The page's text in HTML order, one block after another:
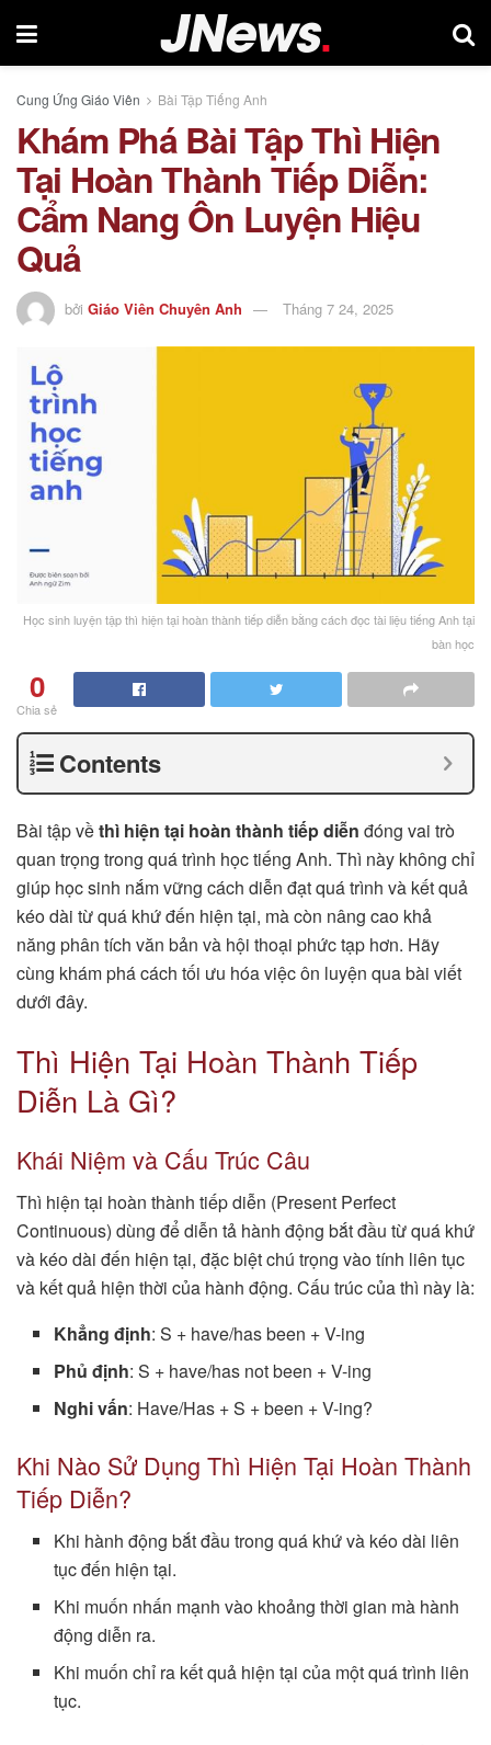
Cung Ứng Giáo Viên Bài Tập Tiếng Anh
Khám Phá Bài Tập Thì Hiện
Tại Hoàn Thành Tiếp Diễn:
Cẩm Nang Ôn Luyện Hiệu
Quả
bởi Giáo Viên Chuyên Anh Tháng 7 24, 2025
Học sinh luyện tập thì hiện tại hoàn thành tiếp diễn bằng cách đọc tài liệu tiếng Anh tại
bàn học
0
Chia sẻ
Contents
Bài tập vềthì hiện tại hoàn thành tiếp diễn đóng vai trò
quan trọng trong quá trình học tiếng Anh. Thì này không chỉ
giúp học sinh nắm vững cách diễn đạt quá trình và kết quả
kéo dài từ quá khứ đến hiện tại, mà còn nâng cao khả
năng phân tích văn bản và hội thoại phức tạp hơn. Hãy
cùng khám phá cách tối ưu hóa việc ôn luyện qua bài viết
dưới đây.
Thì Hiện Tại Hoàn Thành Tiếp
Diễn Là Gì?
Khái Niệm và Cấu Trúc Câu
Thì hiện tại hoàn thành tiếp diễn (Present Perfect
Continuous) dùng để diễn tả hành động bắt đầu từ quá khứ
và kéo dài đến hiện tại, đặc biệt chú trọng vào tính liên tục
và kết quả hiện thời của hành động. Cấu trúc của thì này là:
Khẳng định: S + have/has been + V-ing
Phủ định: S + have/has not been + V-ing
Nghi vấn: Have/Has + S + been + V-ing?
Khi Nào Sử Dụng Thì Hiện Tại Hoàn Thành
Tiếp Diễn?
Khi hành động bắt đầu trong quá khứ và kéo dài liên
tục đến hiện tại.
Khi muốn nhấn mạnh vào khoảng thời gian mà hành
động diễn ra.
Khi muốn chỉ ra kết quả hiện tại của một quá trình liên
tục.